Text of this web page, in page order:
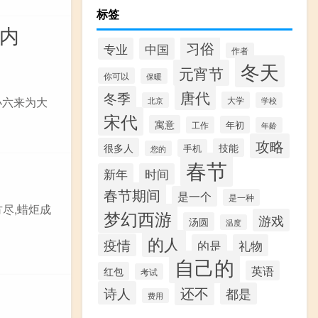
来为大
,蜡炬成
标签
专业 中国 习俗 作者
你可以 保暖 元宵节 冬天
冬季 北京 唐代 大学 学校
宋代 寓意 工作 年初 年龄
很多人 您的 手机 技能 攻略
新年 时间 春节
春节期间 是一个 是一种
梦幻西游 汤圆 温度
游戏
疫情
的人 的是 礼物
红包 考试 自己的 英语
诗人 费用 还不 都是